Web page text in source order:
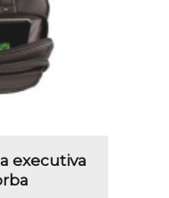
executiva